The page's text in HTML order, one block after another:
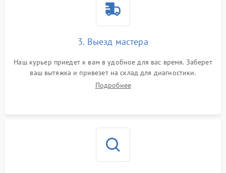
3. Выезд мастера
Наш курьер приедет к вам в удобное для вас время. Заберет
ваш вытяжка и привезет на склад для диагностики.
Подробнее